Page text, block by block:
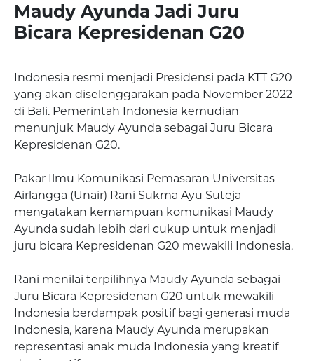
Maudy Ayunda Jadi Juru
Bicara Kepresidenan G20
Indonesia resmi menjadi Presidensi pada KTT G20
yang akan diselenggarakan pada November 2022
di Bali. Pemerintah Indonesia kemudian
menunjuk Maudy Ayunda sebagai Juru Bicara
Kepresidenan G20.
Pakar Ilmu Komunikasi Pemasaran Universitas
Airlangga (Unair) Rani Sukma Ayu Suteja
mengatakan kemampuan komunikasi Maudy
Ayunda sudah lebih dari cukup untuk menjadi
juru bicara Kepresidenan G20 mewakili Indonesia.
Rani menilai terpilihnya Maudy Ayunda sebagai
Juru Bicara Kepresidenan G20 untuk mewakili
Indonesia berdampak positif bagi generasi muda
Indonesia, karena Maudy Ayunda merupakan
representasi anak muda Indonesia yang kreatif